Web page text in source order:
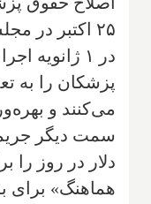
۲۵ اکتبر
در ۱
پزشکان را به
می‌کنند و
دلار در روز را
هماهنگ»